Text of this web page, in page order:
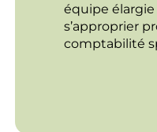
équipe
s’approprier
comptabilité